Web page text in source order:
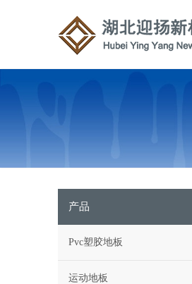
产品
Pvc塑胶地板
运动地板